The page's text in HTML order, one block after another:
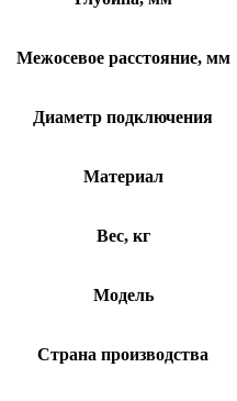
Межосевое расстояние, мм
Диаметр подключения
Материал
Вес, кг
Модель
Страна производства